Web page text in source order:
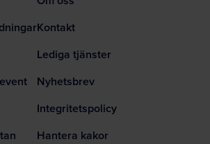
Kontakt
Lediga tjänster
Nyhetsbrev
Integritetspolicy
Hantera kakor